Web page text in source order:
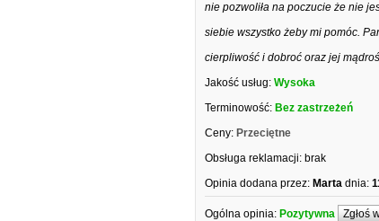
nie pozwoliła na poczucie że nie
siebie wszystko żeby mi pomóc.
cierpliwość i dobroć oraz jej
Jakość usług: Wysoka
Terminowość: Bez zastrzeżeń
Ceny: Przeciętne
Obsługa reklamacji: brak
Opinia dodana przez: Marta dnia:
Ogólna opinia: Pozytywna Zgłoś